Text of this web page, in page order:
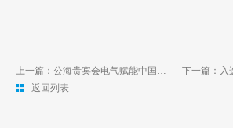
上一篇：公海贵宾会电气赋能中国石化打造标杆充电站：广州白鹤洞综合加能站获评五星级站场
返回列表